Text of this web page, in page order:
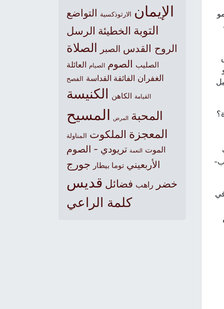
بات
الإيمان الارثوذكسية التواضع
التوبة الخطيئة الرسل
الروح القدس الصبر الصلاة
الصليب الصوم الصيام العائلة
الغفران الفائقة القداسة الفصح
القيامة الكاهن الكنيسة
المحبة المرض المسيح
المعجزة الملكوت المناولة
الموت النعمة تريودي - الصوم
الأربعيني توما بيطار جورج
خضر راهب فضائل قديس
كلمة الراعي